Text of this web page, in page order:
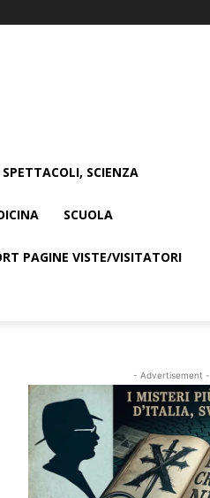
SCIENZA
SCUOLA
PAGINE VISTE/VISITATORI
- Advertisement -